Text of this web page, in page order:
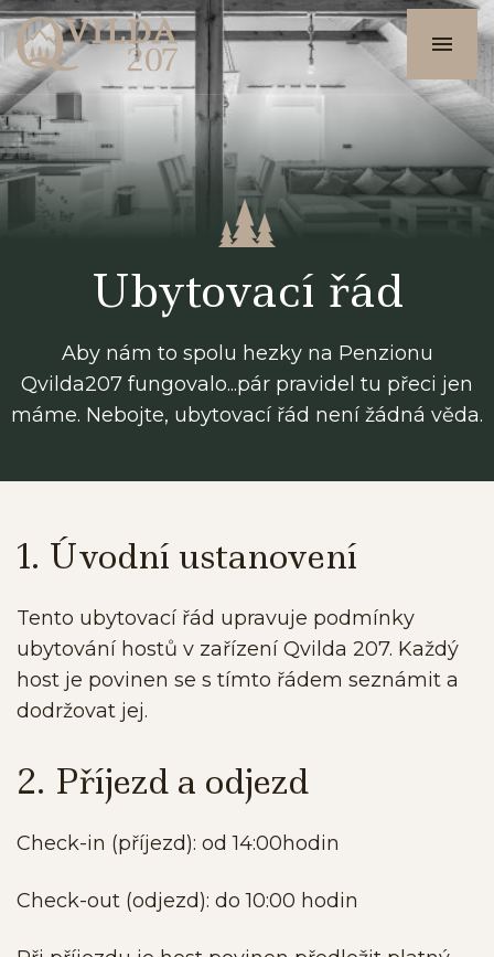
UBYTOVÁNÍ
KONTAKT
Ubytovací řád
Aby nám to spolu hezky na Penzionu
Qvilda207 fungovalo...pár pravidel tu přeci jen
máme. Nebojte, ubytovací řád není žádná věda.
1. Úvodní ustanovení
Tento ubytovací řád upravuje podmínky
ubytování hostů v zařízení Qvilda 207. Každý
host je povinen se s tímto řádem seznámit a
dodržovat jej.
2. Příjezd a odjezd
Check-in (příjezd): od 14:00hodin
Check-out (odjezd): do 10:00 hodin